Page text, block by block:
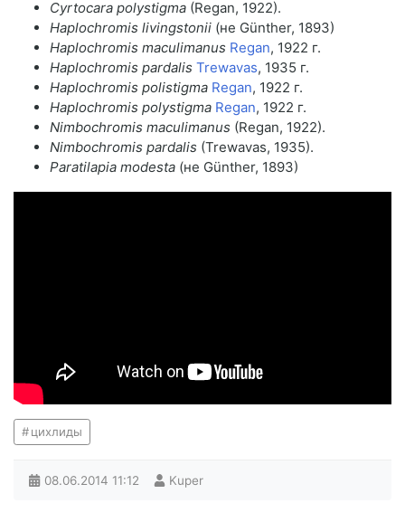
Cyrtocara polystigma (Regan, 1922).
Haplochromis livingstonii (не Günther, 1893)
Haplochromis maculimanus Regan, 1922 г.
Haplochromis pardalis Trewavas, 1935 г.
Haplochromis polistigma Regan, 1922 г.
Haplochromis polystigma Regan, 1922 г.
Nimbochromis maculimanus (Regan, 1922).
Nimbochromis pardalis (Trewavas, 1935).
Paratilapia modesta (не Günther, 1893)
цихлиды
08.06.2014 11:12 Kuper